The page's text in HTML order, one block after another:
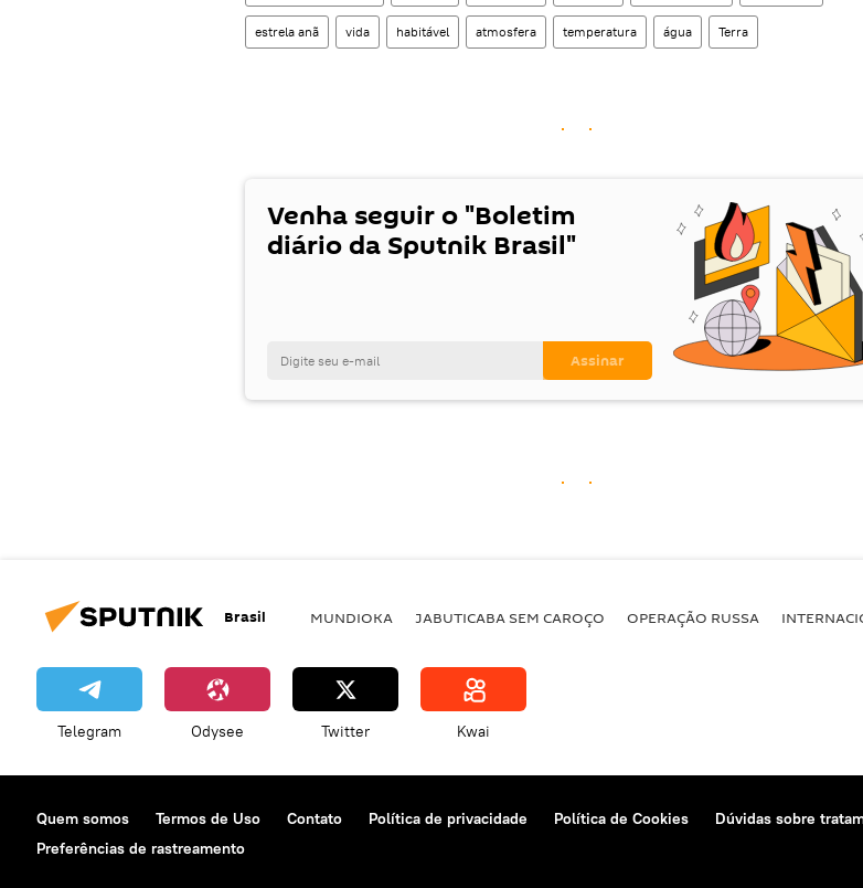
estrela anã vida habitável atmosfera temperatura água Terra
Venha seguir o "Boletim
diário da Sputnik Brasil"
Brasil MUNDIOKA JABUTICABA SEM CAROÇO OPERAÇÃO RUSSA
Telegram Odysee Twitter Kwai
Quem somos Termos de Uso Contato Política de privacidade Política de Cookies Dúvidas sobre
Preferências de rastreamento